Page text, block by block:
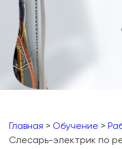
Главная > Обучение >
Слесарь-электрик по